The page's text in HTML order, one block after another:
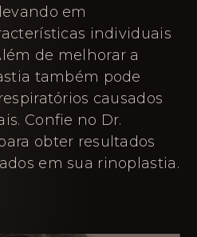
em
individuais
de melhorar a
também pode
causados
Confie no Dr.
obter resultados
em sua rinoplastia.